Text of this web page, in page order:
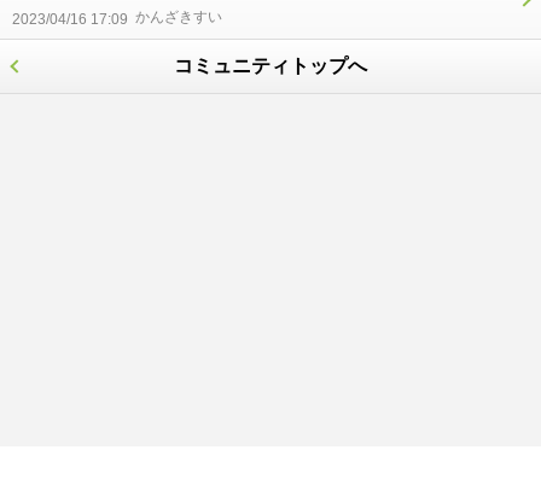
2023/04/16 17:09 かんざきすい
コミュニティトップへ